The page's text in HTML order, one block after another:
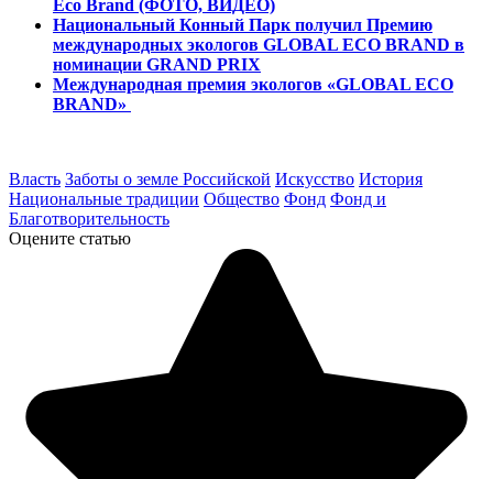
Eco Brand (ФОТО, ВИДЕО)
Национальный Конный Парк получил Премию
международных экологов GLOBAL ECO BRAND в
номинации GRAND PRIX
Международная премия экологов «GLOBAL ECO
BRAND»
Власть Заботы о земле Российской Искусство История
Национальные традиции Общество Фонд Фонд и
Благотворительность
Оцените статью